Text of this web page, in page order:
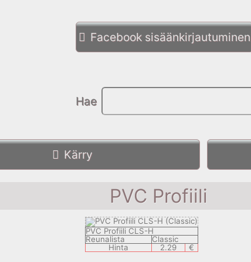
Facebook sisäänkirjautuminen
Hae
Kärry
PVC Profiili
PVC Profiili CLS-H
Reunalista
Classic
Hinta
2.29 €